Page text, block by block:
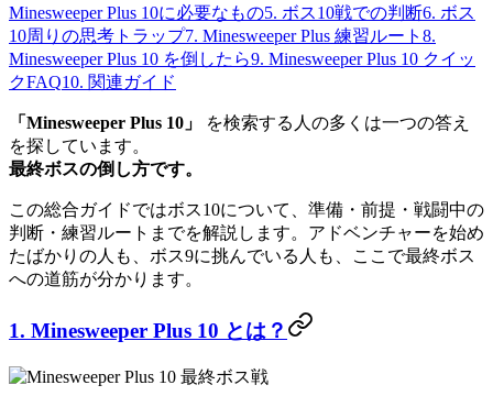
Minesweeper Plus 10に必要なもの5. ボス10戦での判断6. ボス
10周りの思考トラップ7. Minesweeper Plus 練習ルート 8.
Minesweeper Plus 10 を倒したら9. Minesweeper Plus 10 クイッ
クFAQ10. 関連ガイド
「Minesweeper Plus 10」
を検索する人の多くは一つの答え
を探しています。
最終ボスの倒し方です。
この総合ガイドではボス10について、準備・前提・戦闘中の
判断・練習ルートまでを解説します。アドベンチャーを始め
たばかりの人も、ボス9に挑んでいる人も、ここで最終ボス
への道筋が分かります。
1. Minesweeper Plus 10 とは？